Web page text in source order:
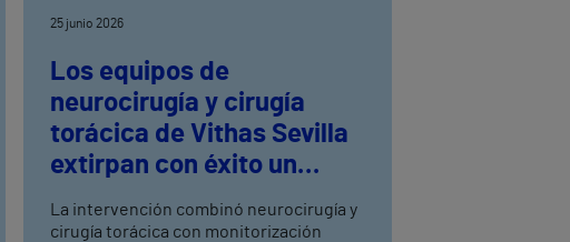
25 junio 2026
Los equipos de
neurocirugía y cirugía
torácica de Vithas Sevilla
extirpan con éxito un
La intervención combinó neurocirugía y
cirugía torácica con monitorización